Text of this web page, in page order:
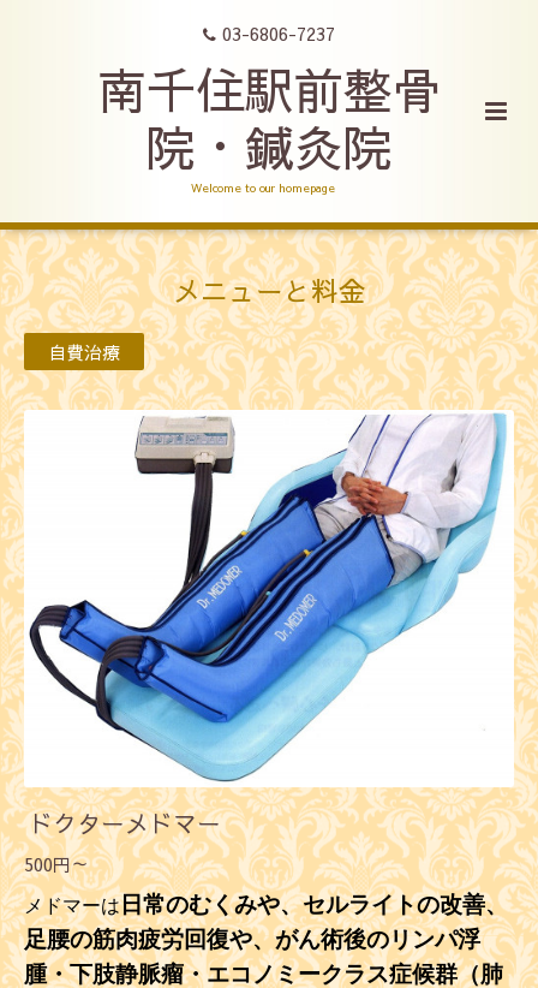
03-6806-7237
南千住駅前整骨
院・鍼灸院
Welcome to our homepage
メニューと料金
自費治療
ドクターメドマー
500円～
メドマーは日常のむくみや、セルライトの改善、
足腰の筋肉疲労回復や、がん術後のリンパ浮
腫・下肢静脈瘤・エコノミークラス症候群（肺